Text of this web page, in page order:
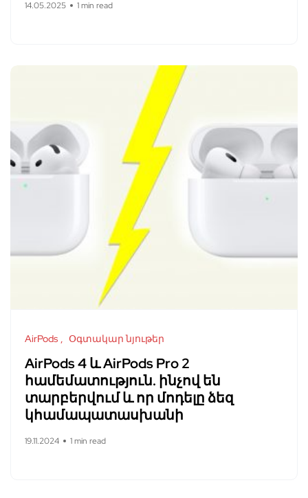
14.05.2025 1 min read
AirPods Օգտակար նյութեր
AirPods 4 և AirPods Pro 2
համեմատություն. ինչով են
տարբերվում և որ մոդելը ձեզ
կհամապատասխանի
19.11.2024 1 min read